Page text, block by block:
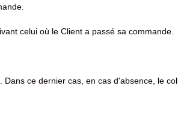
celui où le Client a passé sa commande.
ce dernier cas, en cas d'absence, le